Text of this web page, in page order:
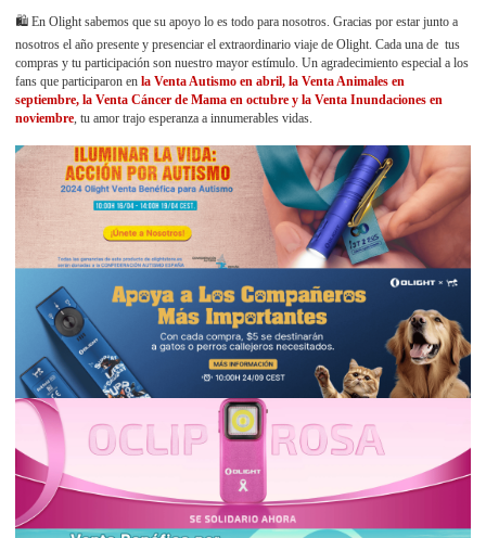
🛍️ En Olight sabemos que su apoyo lo es todo para nosotros. Gracias por estar junto a
nosotros el año presente y presenciar el extraordinario viaje de Olight. Cada una de tus
compras y tu participación son nuestro mayor estímulo. Un agradecimiento especial a los
fans que participaron enla Venta Autismo en abril, la Venta Animales en
septiembre, la Venta Cáncer de Mama en octubre y la Venta Inundaciones en
noviembre , tu amor trajo esperanza a innumerables vidas.